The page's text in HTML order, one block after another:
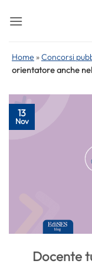
Home »Concorsi
orientatore anche
13
Nov
Docente